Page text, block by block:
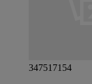
347517154